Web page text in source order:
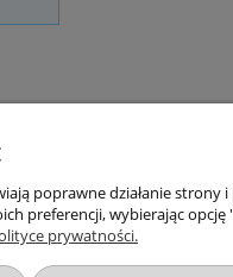
Warunki zakupów
Regulaminy
poprawne działanie
preferencji, wybierając opcję
prywatności.